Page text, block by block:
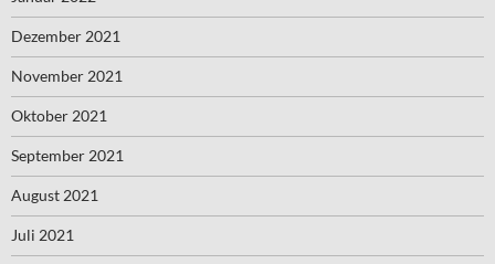
Dezember 2021
November 2021
Oktober 2021
September 2021
August 2021
Juli 2021